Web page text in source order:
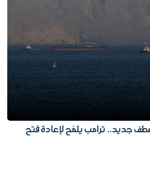
جديد.. ترامب يلمّح لإعادة فتح